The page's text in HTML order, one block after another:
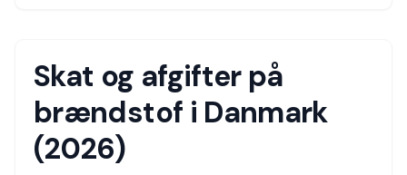
Skat og afgifter på
brændstof i Danmark
(2026)